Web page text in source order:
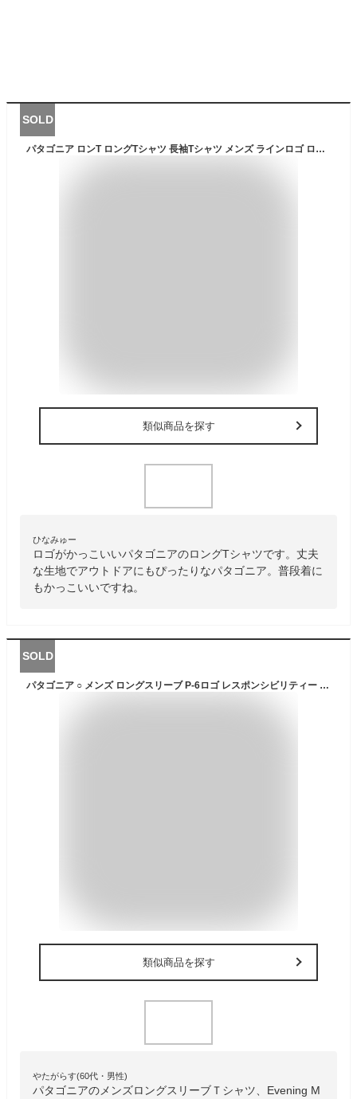
SOLD
パタゴニア ロンT ロングTシャツ 長袖Tシャツ メンズ ラインロゴ ロングスリーブ レスポンシビリティー Tシャツ patagonia M's L/S Line Logo Ridge Responsibili T-Shirt 半袖Tシャツ P6ロゴ フィッツロイ ■品番 38517
類似商品を探す
ひなみゅー
ロゴがかっこいいパタゴニアのロングTシャツです。丈夫
な生地でアウトドアにもぴったりなパタゴニア。普段着に
もかっこいいですね。
SOLD
パタゴニア ○ メンズ ロングスリーブ P-6ロゴ レスポンシビリティー Tシャツ ( Evening Mauve )
類似商品を探す
やたがらす(60代・男性)
パタゴニアのメンズロングスリーブＴシャツ、Evening M